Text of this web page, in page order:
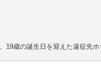
歳の誕生日を迎えた遠征先